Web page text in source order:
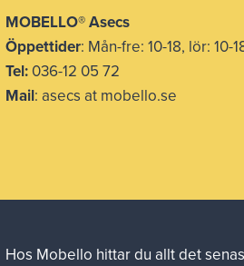
MOBELLO® Asecs
Öppettider: Mån-fre: 10-18, lör: 10-
Tel: 036-12 05 72
Mail: asecs at mobello.se
Hos Mobello hittar du allt det